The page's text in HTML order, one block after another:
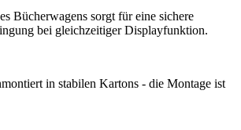
Bücherwagens sorgt für eine sichere
bei gleichzeitiger Displayfunktion.
in stabilen Kartons - die Montage ist